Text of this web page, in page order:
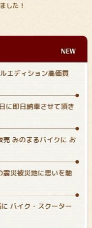
した！
エディション高価買
に即日納車させて頂き
みのまるバイクに お
震災被災地に思いを馳
バイク・スクーター